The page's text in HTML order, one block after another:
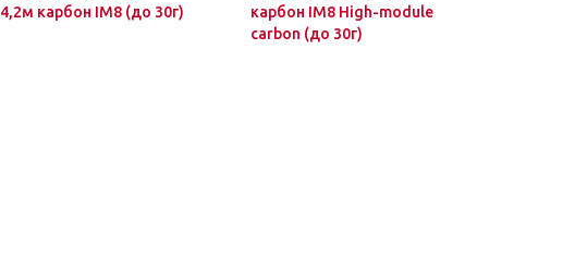
4,2м карбон IM8 (до 30г)
карбон IM8 High-module
carbon (до 30г)